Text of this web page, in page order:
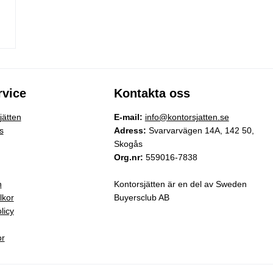
Kontakta oss
E-mail: info@kontorsjatten.se
Adress: Svarvarvägen 14A, 142 50,
Skogås
Org.nr: 559016-7838
Kontorsjätten är en del av Sweden
Buyersclub AB